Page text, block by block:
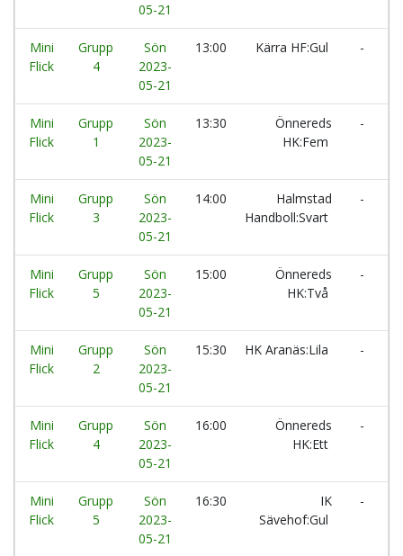
05-21
Mini
Flick
Grupp
4
Sön
2023-
05-21
13:00 Kärra HF:Gul -
Mini
Flick
Grupp
1
Sön
2023-
05-21
13:30
Önnereds
HK:Fem
-
Mini
Flick
Grupp
3
Sön
2023-
05-21
14:00
Halmstad
Handboll:Svart
-
Mini
Flick
Grupp
5
Sön
2023-
05-21
15:00
Önnereds
HK:Två
-
Mini
Flick
Grupp
2
Sön
2023-
05-21
15:30 HK Aranäs:Lila -
Mini
Flick
Grupp
4
Sön
2023-
05-21
16:00
Önnereds
HK:Ett
-
Mini
Flick
Grupp
5
Sön
2023-
05-21
16:30
IK
Sävehof:Gul
-